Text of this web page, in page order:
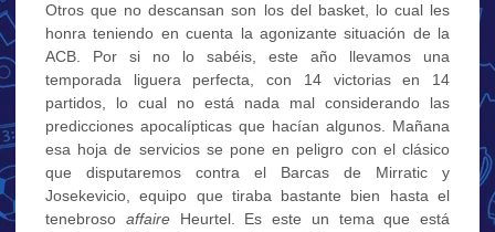
Otros que no descansan son los del basket, lo cual les
honra teniendo en cuenta la agonizante situación de la
ACB. Por si no lo sabéis, este año llevamos una
temporada liguera perfecta, con 14 victorias en 14
partidos, lo cual no está nada mal considerando las
predicciones apocalípticas que hacían algunos. Mañana
esa hoja de servicios se pone en peligro con el clásico
que disputaremos contra el Barcas de Mirratic y
Josekevicio, equipo que tiraba bastante bien hasta el
tenebroso affaire Heurtel. Es este un tema que está